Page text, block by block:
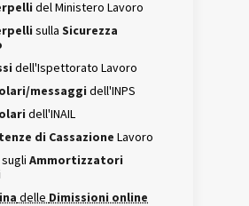
del Ministero Lavoro
sulla Sicurezza
dell'Ispettorato Lavoro
messaggi dell'INPS
dell'INAIL
di Cassazione Lavoro
Ammortizzatori
delle Dimissioni online